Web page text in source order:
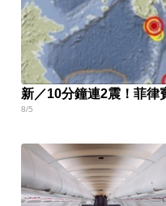
新／10分鐘連2震！菲律
8/5